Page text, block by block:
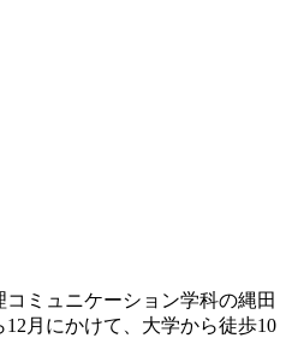
ミュニケーション学科の縄田
月にかけて、大学から徒歩10